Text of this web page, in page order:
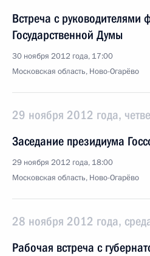
Встреча с руководителями
Государственной Думы
30 ноября 2012 года, 17:00
Московская область, Ново-Огарёво
29 ноября 2012 года,
Заседание президиума
29 ноября 2012 года, 18:00
Московская область, Ново-Огарёво
28 ноября 2012 года,
Рабочая встреча с